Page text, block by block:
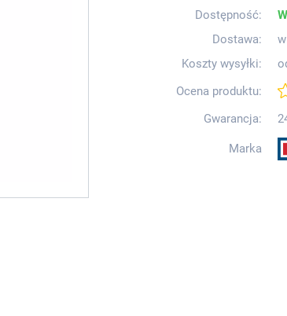
Dostępność:
Dostawa:
Koszty wysyłki:
Ocena produktu:
Gwarancja:
Marka